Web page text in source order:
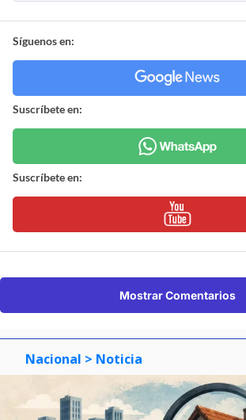
Síguenos en:
Suscríbete en:
Suscríbete en:
Mostrar Comentarios
Nacional > Noticia